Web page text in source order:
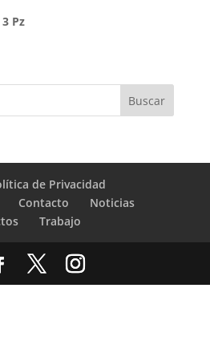
3 Pz
de Privacidad
Contacto
Noticias
Trabajo